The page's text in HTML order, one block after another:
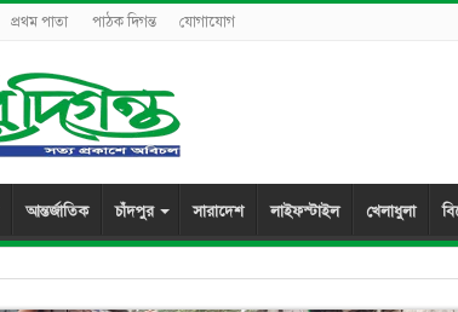
প্রথম পাতা পাঠক দিগন্ত যোগাযোগ
আন্তর্জাতিক চাঁদপুর সারাদেশ লাইফস্টাইল খেলাধুলা